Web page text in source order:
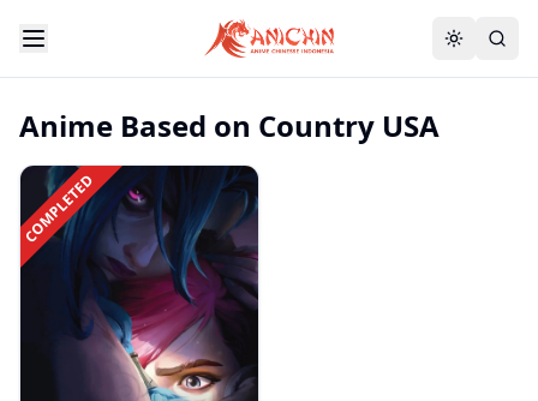
Anime Based on Country USA
COMPLETED